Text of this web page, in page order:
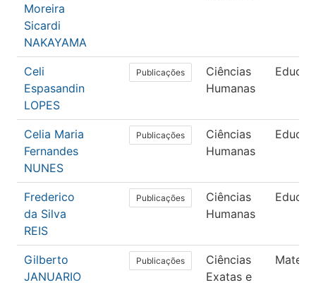
Moreira
Sicardi
NAKAYAMA
Celi
Espasandin
LOPES
Publicações
Ciências
Humanas
Celia Maria
Fernandes
NUNES
Publicações
Ciências
Humanas
Frederico
da Silva
REIS
Publicações
Ciências
Humanas
Gilberto
JANUARIO
Publicações
Ciências
Exatas e